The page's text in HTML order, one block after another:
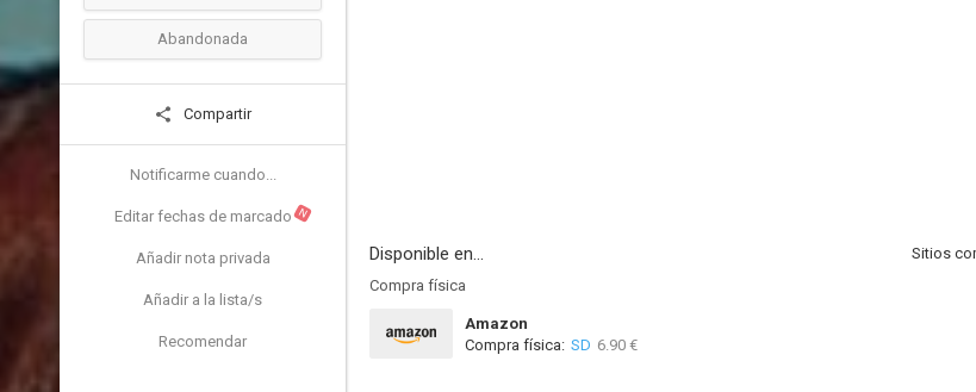
Abandonada
Compartir
Notificarme cuando...
Editar fechas de marcado N
Añadir nota privada
Añadir a la lista/s
Recomendar
Disponible en...
Sitios
Compra física
Amazon
Compra física: SD 6.90 €